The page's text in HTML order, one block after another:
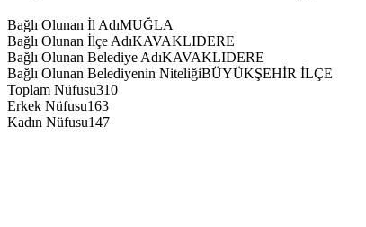
Bağlı Olunan İl AdıMUĞLA
Bağlı Olunan İlçe AdıKAVAKLIDERE
Bağlı Olunan Belediye AdıKAVAKLIDERE
Bağlı Olunan Belediyenin NiteliğiBÜYÜKŞEHİR İLÇE
Toplam Nüfusu310
Erkek Nüfusu163
Kadın Nüfusu147